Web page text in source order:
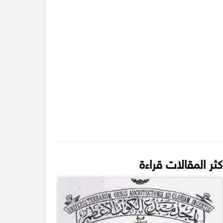
المقالات قراءة